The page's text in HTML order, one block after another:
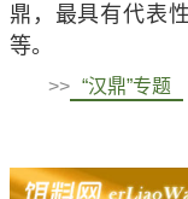
鼎，最具有代表
等。
>> “汉鼎”专题